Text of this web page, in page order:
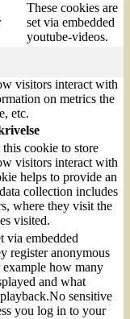
These cookies are
set via embedded
youtube-videos.
visitors interact with
on metrics the
etc.
cookie to store
visitors interact with
helps to provide an
collection includes
where they visit the
visited.
via embedded
register anonymous
how many
and what
sensitive
you log in to your